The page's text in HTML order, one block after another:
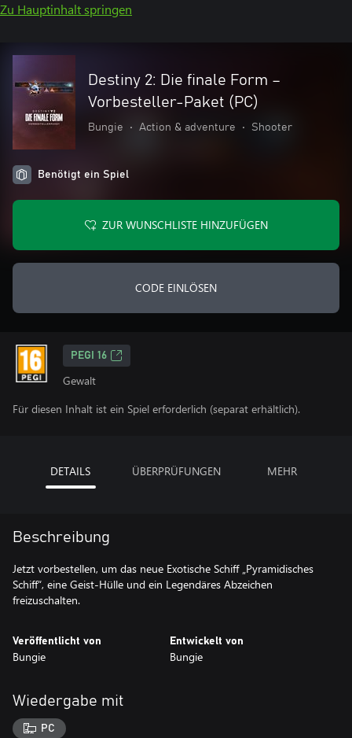
Zu Hauptinhalt springen
Destiny 2: Die finale Form –
Vorbesteller-Paket (PC)
Bungie • Action & adventure • Shooter
Benötigt ein Spiel
ZUR WUNSCHLISTE HINZUFÜGEN
CODE EINLÖSEN
PEGI 16
Gewalt
Für diesen Inhalt ist ein Spiel erforderlich (separat erhältlich).
DETAILS ÜBERPRÜFUNGEN MEHR
Beschreibung
Jetzt vorbestellen, um das neue Exotische Schiff „Pyramidisches
Schiff“, eine Geist-Hülle und ein Legendäres Abzeichen
freizuschalten.
Veröffentlicht von
Bungie
Entwickelt von
Bungie
Wiedergabe mit
PC